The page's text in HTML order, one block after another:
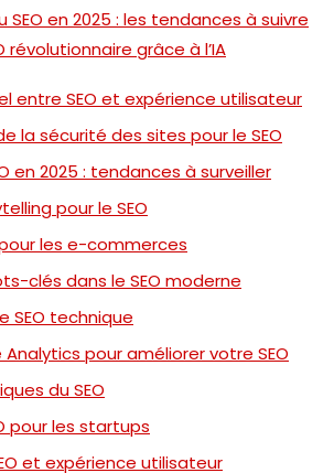
en 2025 : les tendances à suivre
révolutionnaire grâce à l’IA
entre SEO et expérience utilisateur
la sécurité des sites pour le SEO
en 2025 : tendances à surveiller
pour le SEO
pour les e-commerces
clés dans le SEO moderne
SEO technique
pour améliorer votre SEO
du SEO
pour les startups
et expérience utilisateur